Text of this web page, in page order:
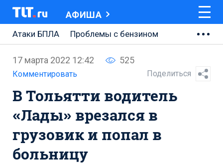
АФИША
Атаки БПЛА
Проблемы с бензином
Ремонт Центральной площади
Ремонт Обводного шоссе
Набережная Тольятти
Неделя Тольятти
17 марта 2022 12:42 525
Комментировать Поделиться
В Тольятти водитель
«Лады» врезался в
грузовик и попал в
больницу